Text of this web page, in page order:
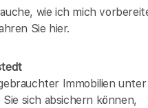
wie ich mich
Sie hier.
Immobilien unter
sich absichern können,